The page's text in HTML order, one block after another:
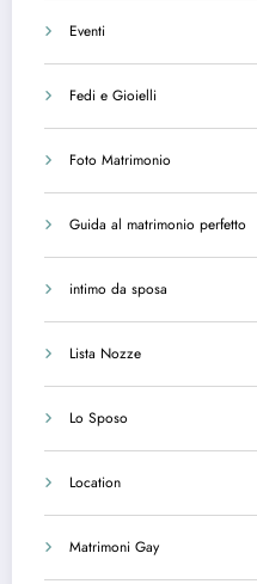
Eventi
Fedi e Gioielli
Foto Matrimonio
Guida al matrimonio perfetto
intimo da sposa
Lista Nozze
Lo Sposo
Location
Matrimoni Gay